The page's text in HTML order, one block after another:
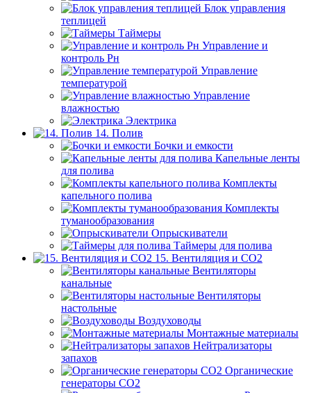
Блок управления
теплицей
Таймеры
Управление и
контроль Рн
Управление
температурой
Управление
влажностью
Электрика
14. Полив
Бочки и емкости
Капельные ленты
для полива
Комплекты
капельного полива
Комплекты
туманообразования
Опрыскиватели
Таймеры для полива
15. Вентиляция и CO2
Вентиляторы
канальные
Вентиляторы
настольные
Воздуховоды
Монтажные материалы
Нейтрализаторы
запахов
Органические
генераторы СО2